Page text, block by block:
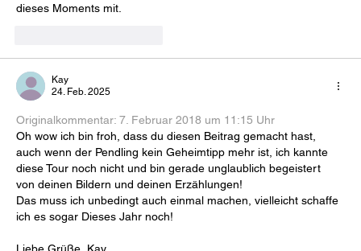
dieses Moments mit.
Kay
24. Feb. 2025
Originalkommentar: 7. Februar 2018 um 11:15 Uhr
Oh wow ich bin froh, dass du diesen Beitrag gemacht hast,
auch wenn der Pendling kein Geheimtipp mehr ist, ich kannte
diese Tour noch nicht und bin gerade unglaublich begeistert
von deinen Bildern und deinen Erzählungen!
Das muss ich unbedingt auch einmal machen, vielleicht schaffe
ich es sogar Dieses Jahr noch!